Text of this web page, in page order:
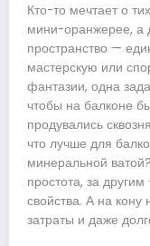
Кто-то мечтает о
мини-оранжерее, а
пространство —
мастерскую или
фантазии, одна
чтобы на балконе
продувались
что лучше для
минеральной
простота, за
свойства. А на кону
затраты и даже